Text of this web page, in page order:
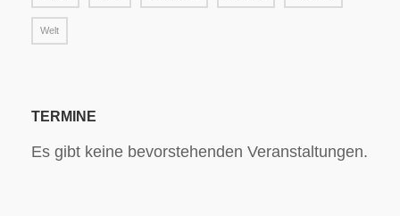
Welt
TERMINE
Es gibt keine bevorstehenden Veranstaltungen.